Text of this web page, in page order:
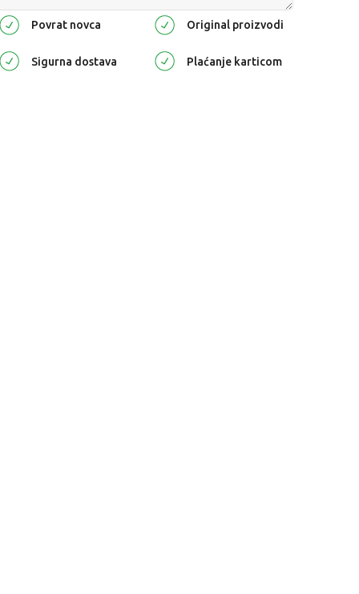
Povrat novca Original proizvodi
Sigurna dostava Plaćanje karticom